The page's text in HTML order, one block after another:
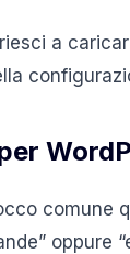
a
comune
oppure